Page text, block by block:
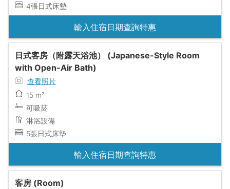
4張日式床墊
輸入住宿日期查詢特惠
日式客房（附露天浴池） (Japanese-Style Room
with Open-Air Bath)
查看照片
15 m²
可吸菸
淋浴設備
5張日式床墊
輸入住宿日期查詢特惠
客房 (Room)